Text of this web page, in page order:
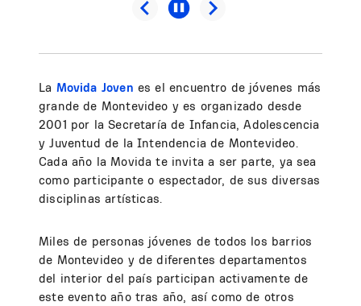
La Movida Joven es el encuentro de jóvenes más
grande de Montevideo y es organizado desde
2001 por la Secretaría de Infancia, Adolescencia
y Juventud de la Intendencia de Montevideo.
Cada año la Movida te invita a ser parte, ya sea
como participante o espectador, de sus diversas
disciplinas artísticas.
Miles de personas jóvenes de todos los barrios
de Montevideo y de diferentes departamentos
del interior del país participan activamente de
este evento año tras año, así como de otros